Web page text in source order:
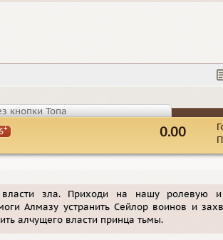
кнопки Топа
+ 0.00
власти зла. Приходи на нашу ролевую
Алмазу устранить Сейлор воинов и
алчущего власти принца тьмы.